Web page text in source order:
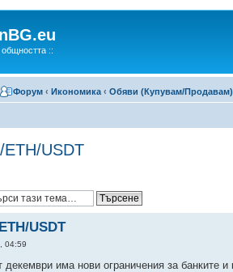
::
Форум ‹ Икономика ‹ Обяви (Купувам/Продавам)
USDT
USDT
04:59
декември има нови ограничения за банките